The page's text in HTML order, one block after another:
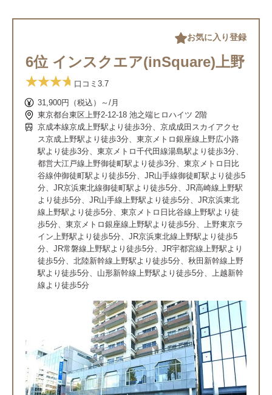
6位 インスクエア(inSquare)上野
口コミ 3.7
31,900円（税込）～/月
東京都台東区上野2-12-18 池之端ヒロハイツ 2階
京成本線京成上野駅より徒歩3分、京成成田スカイアクセ
ス京成上野駅より徒歩3分、東京メトロ銀座線上野広小路
駅より徒歩3分、東京メトロ千代田線湯島駅より徒歩3分、
都営大江戸線上野御徒町駅より徒歩3分、東京メトロ日比
谷線仲御徒町駅より徒歩5分、JR山手線御徒町駅より徒歩5
分、JR京浜東北線御徒町駅より徒歩5分、JR高崎線上野駅
より徒歩5分、JR山手線上野駅より徒歩5分、JR京浜東北
線上野駅より徒歩5分、東京メトロ日比谷線上野駅より徒
歩5分、東京メトロ銀座線上野駅より徒歩5分、上野東京ラ
イン上野駅より徒歩5分、JR京浜東北線上野駅より徒歩5
分、JR常磐線上野駅より徒歩5分、JR宇都宮線上野駅より
徒歩5分、北陸新幹線上野駅より徒歩5分、秋田新幹線上野
駅より徒歩5分、山形新幹線上野駅より徒歩5分、上越新幹
線より徒歩5分
お気に入り登録